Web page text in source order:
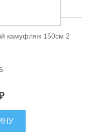
камуфляж 150см 2